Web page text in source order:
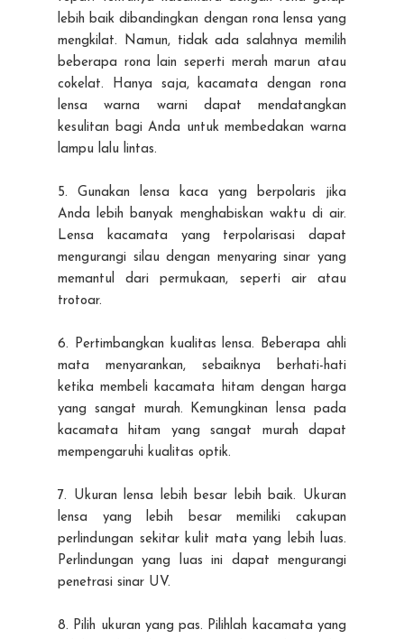
lebih baik dibandingkan dengan rona lensa yang
mengkilat. Namun, tidak ada salahnya memilih
beberapa rona lain seperti merah marun atau
cokelat. Hanya saja, kacamata dengan rona
lensa warna warni dapat mendatangkan
kesulitan bagi Anda untuk membedakan warna
lampu lalu lintas.
5. Gunakan lensa kaca yang berpolaris jika
Anda lebih banyak menghabiskan waktu di air.
Lensa kacamata yang terpolarisasi dapat
mengurangi silau dengan menyaring sinar yang
memantul dari permukaan, seperti air atau
trotoar.
6. Pertimbangkan kualitas lensa. Beberapa ahli
mata menyarankan, sebaiknya berhati-hati
ketika membeli kacamata hitam dengan harga
yang sangat murah. Kemungkinan lensa pada
kacamata hitam yang sangat murah dapat
mempengaruhi kualitas optik.
7. Ukuran lensa lebih besar lebih baik. Ukuran
lensa yang lebih besar memiliki cakupan
perlindungan sekitar kulit mata yang lebih luas.
Perlindungan yang luas ini dapat mengurangi
penetrasi sinar UV.
8. Pilih ukuran yang pas. Pilihlah kacamata yang